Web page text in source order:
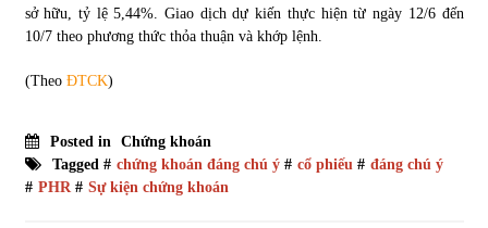
sở hữu, tỷ lệ 5,44%. Giao dịch dự kiến thực hiện từ ngày 12/6 đến
10/7 theo phương thức thỏa thuận và khớp lệnh.
(Theo ĐTCK)
Posted in
Chứng khoán
Tagged # chứng khoán đáng chú ý# cổ phiếu # đáng chú ý
# PHR # Sự kiện chứng khoán